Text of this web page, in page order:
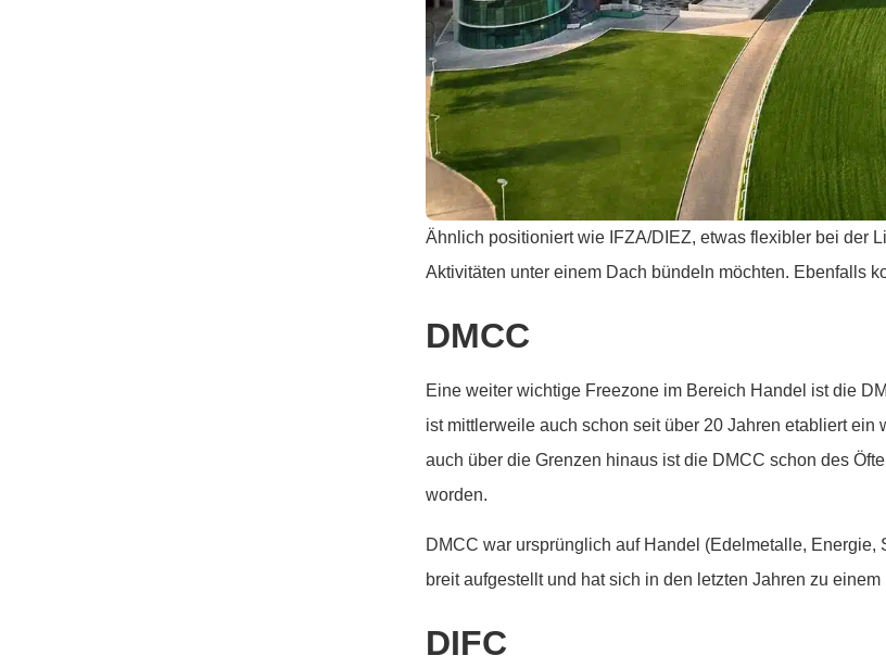
Ähnlich positioniert wie IFZA/DIEZ, etwas flexibler bei der
Aktivitäten unter einem Dach bündeln möchten. Ebenfalls
DMCC
Eine weiter wichtige Freezone im Bereich Handel ist die
ist mittlerweile auch schon seit über 20 Jahren etabliert ein
auch über die Grenzen hinaus ist die DMCC schon des
worden.
DMCC war ursprünglich auf Handel (Edelmetalle,
breit aufgestellt und hat sich in den letzten Jahren zu
DIFC